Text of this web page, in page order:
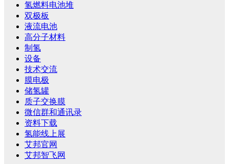
氢燃料电池堆
双极板
液流电池
高分子材料
制氢
设备
技术交流
膜电极
储氢罐
质子交换膜
微信群和通讯录
资料下载
氢能线上展
艾邦官网
艾邦智飞网